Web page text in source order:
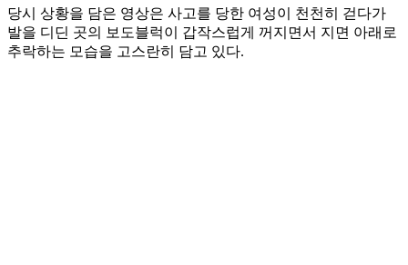
당시 상황을 담은 영상은 사고를 당한 여성이 천천히 걷다가
발을 디딘 곳의 보도블럭이 갑작스럽게 꺼지면서 지면 아래로
추락하는 모습을 고스란히 담고 있다.